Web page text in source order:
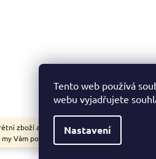
Tento web používá
webu vyjadřujete
Nastavení
zboží a my jej nemáme v
Vám pomůžeme s výběrem.